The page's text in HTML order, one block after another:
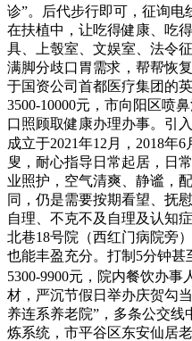
诊”。后代步行即可，征询
在扶植中，让吃得健康、吃
具、上彀室、文娱室、法令
满脚分歧口胃需求，帮帮恢
于国资公司首都医疗集团的
3500-10000元，市向阳区喷
口照顾取健康办理办事。引
成立于2021年12月，2018
叟，耐心指导日常起居，日
业照护，空气清爽、静谧，
同，仍是需要按期看望、抚
自理、不克不及自理及认知
北巷18号院（西红门病院旁
也能丰盈充分。打制5分钟
5300-9900元，院内餐饮办
材，严沉节假日举办庆贺勾
养连系养老院”，多条公交
炼系统，市平谷区东安仙居